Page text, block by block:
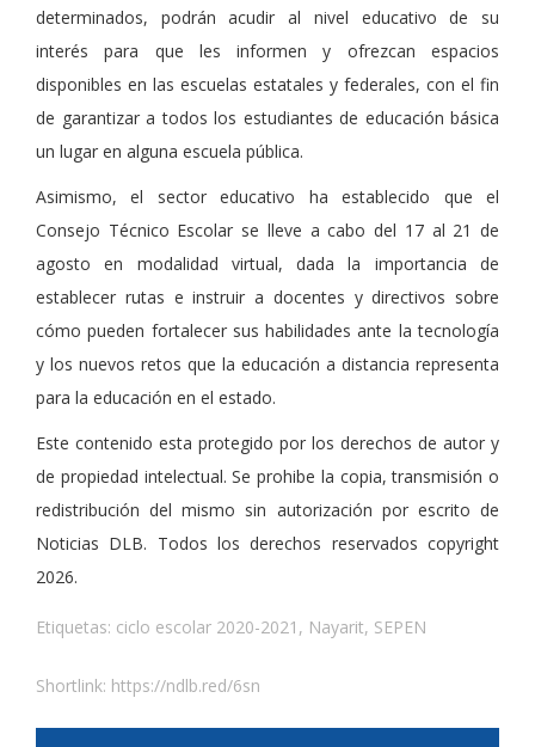
determinados, podrán acudir al nivel educativo de su
interés para que les informen y ofrezcan espacios
disponibles en las escuelas estatales y federales, con el fin
de garantizar a todos los estudiantes de educación básica
un lugar en alguna escuela pública.
Asimismo, el sector educativo ha establecido que el
Consejo Técnico Escolar se lleve a cabo del 17 al 21 de
agosto en modalidad virtual, dada la importancia de
establecer rutas e instruir a docentes y directivos sobre
cómo pueden fortalecer sus habilidades ante la tecnología
y los nuevos retos que la educación a distancia representa
para la educación en el estado.
Este contenido esta protegido por los derechos de autor y
de propiedad intelectual. Se prohibe la copia, transmisión o
redistribución del mismo sin autorización por escrito de
Noticias DLB. Todos los derechos reservados copyright
2026.
Etiquetas: ciclo escolar 2020-2021 , Nayarit, SEPEN
Shortlink: https://ndlb.red/6sn